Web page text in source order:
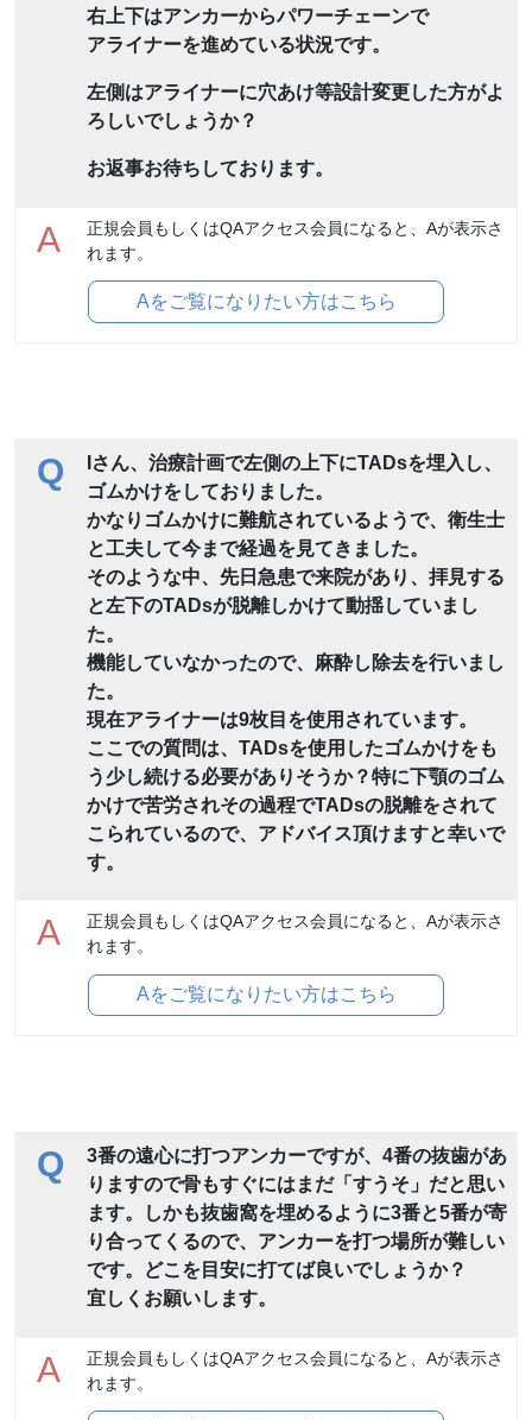
右上下はアンカーからパワーチェーンで
アライナーを進めている状況です。
左側はアライナーに穴あけ等設計変更した方がよ
ろしいでしょうか？
お返事お待ちしております。
A
正規会員もしくはQAアクセス会員になると、Aが表示さ
れます。
Aをご覧になりたい方はこちら
Q
Iさん、治療計画で左側の上下にTADsを埋入し、
ゴムかけをしておりました。
かなりゴムかけに難航されているようで、衛生士
と工夫して今まで経過を見てきました。
そのような中、先日急患で来院があり、拝見する
と左下のTADsが脱離しかけて動揺していまし
た。
機能していなかったので、麻酔し除去を行いまし
た。
現在アライナーは9枚目を使用されています。
ここでの質問は、TADsを使用したゴムかけをも
う少し続ける必要がありそうか？特に下顎のゴム
かけで苦労されその過程でTADsの脱離をされて
こられているので、アドバイス頂けますと幸いで
す。
A
正規会員もしくはQAアクセス会員になると、Aが表示さ
れます。
Aをご覧になりたい方はこちら
Q
3番の遠心に打つアンカーですが、4番の抜歯があ
りますので骨もすぐにはまだ「すうそ」だと思い
ます。しかも抜歯窩を埋めるように3番と5番が寄
り合ってくるので、アンカーを打つ場所が難しい
です。どこを目安に打てば良いでしょうか？
宜しくお願いします。
A
正規会員もしくはQAアクセス会員になると、Aが表示さ
れます。